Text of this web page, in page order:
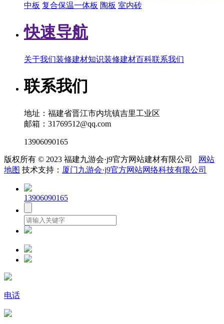
中板 复合保温一体板 陶板 室内砖
快速导航
关于我们装修建材知识装修建材百科联系我们
联系我们
地址：福建省晋江市内坑镇吉里工业区
邮箱：31769512@qq.com
13906090165
版权所有 © 2023 福建九游会·j9官方网站建材有限公司
网站
地图 技术支持： 厦门九游会·j9官方网站网络科技有限公司
13906090165
电话